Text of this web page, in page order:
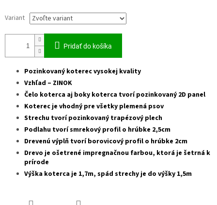
Variant
Pridať do košíka
Pozinkovaný koterec vysokej kvality
Vzhľad – ZINOK
Čelo koterca aj boky koterca tvorí pozinkovaný 2D panel
Koterec je vhodný pre všetky plemená psov
Strechu tvorí pozinkovaný trapézový plech
Podlahu tvorí smrekový profil o hrúbke 2,5cm
Drevenú výplň tvorí borovicový profil o hrúbke 2cm
Drevo je ošetrené impregnačnou farbou, ktorá je šetrná k
prírode
Výška koterca je 1,7m, spád strechy je do výšky 1,5m